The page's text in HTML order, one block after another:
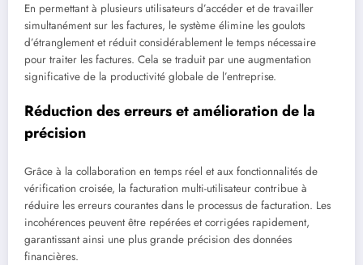
En permettant à plusieurs utilisateurs d’accéder et de travailler
simultanément sur les factures, le système élimine les goulots
d’étranglement et réduit considérablement le temps nécessaire
pour traiter les factures. Cela se traduit par une augmentation
significative de la productivité globale de l’entreprise.
Réduction des erreurs et amélioration de la
précision
Grâce à la collaboration en temps réel et aux fonctionnalités de
vérification croisée, la facturation multi-utilisateur contribue à
réduire les erreurs courantes dans le processus de facturation. Les
incohérences peuvent être repérées et corrigées rapidement,
garantissant ainsi une plus grande précision des données
financières.